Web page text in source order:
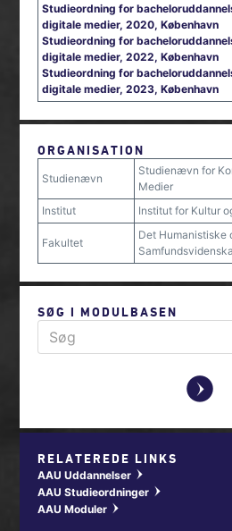
Studieordning for
digitale medier, 2020, København
Studieordning for
digitale medier, 2022, København
Studieordning for
digitale medier, 2023, København
ORGANISATION
Studienævn
Studienævn for
Medier
Institut
Institut for Kultur
Fakultet
Det Humanistiske
SØG I MODULBASEN
y
RELATEREDE LINKS
AAU Uddannelser w
AAU Studieordninger w
AAU Moduler w